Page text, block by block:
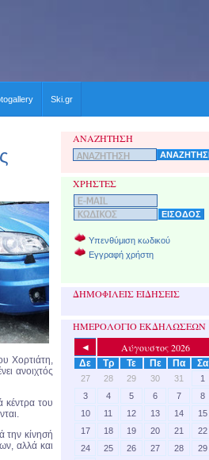
Ski.gr
Χορτιάτη,
ανοιχτός
κέντρα του
την κίνησή
αλλά και
ΑΝΑΖΗΤΗΣΗ
ΧΡΗΣΤΕΣ
Υπενθύμιση κωδικού
Εγγραφή χρήστη
ΔΗΜΟΦΙΛΕΙΣ ΕΙΔΗΣΕΙΣ
ΗΜΕΡΟΛΟΓΙΟ ΕΚΔΗΛΩΣΕΩΝ
◄ Αύγουστος 2026
Δε
Τρ Τε Πε Πα Σα
27 28 29 30 31 1
3
4 5 6 7 8
10
11 12 13 14 15
17
18 19 20 21 22
24
25 26 27 28 29